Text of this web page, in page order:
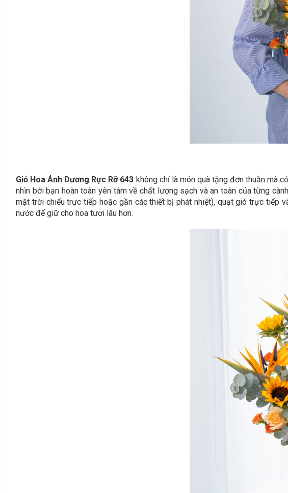
Giỏ Hoa Ánh Dương Rực Rỡ 643 không chỉ là món quà tặng đơn thuần mà
nhìn bởi bạn hoàn toàn yên tâm về chất lượng sạch và an toàn của từng
mặt trời chiếu trực tiếp hoặc gần các thiết bị phát nhiệt), quạt gió trực tiếp
nước để giữ cho hoa tươi lâu hơn.